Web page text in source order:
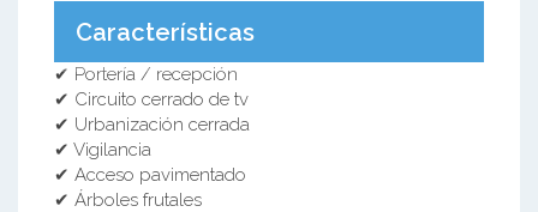
Características
✔ Portería / recepción
✔ Circuito cerrado de tv
✔ Urbanización cerrada
✔ Vigilancia
✔ Acceso pavimentado
✔ Árboles frutales